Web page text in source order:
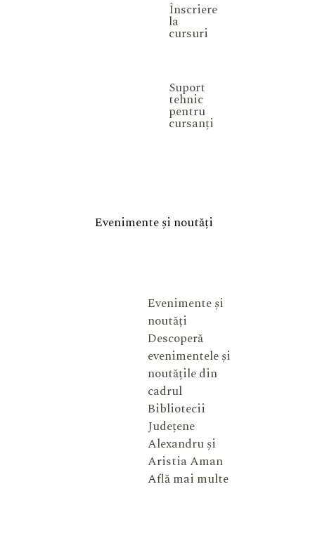
Înscriere
la
cursuri
Suport
tehnic
pentru
cursanți
Evenimente și noutăți
Evenimente și
noutăți
Descoperă
evenimentele și
noutățile din
cadrul
Bibliotecii
Județene
Alexandru și
Aristia Aman
Află mai multe